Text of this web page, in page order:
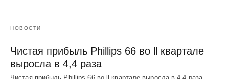
НОВОСТИ
Чистая прибыль Phillips 66 во ll квартале
выросла в 4,4 раза